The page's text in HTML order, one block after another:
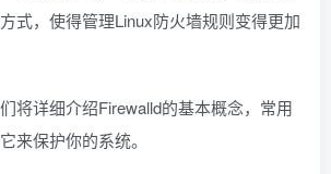
式，使得管理Linux防火墙规则变得更加
将详细介绍Firewalld的基本概念，常用
来保护你的系统。